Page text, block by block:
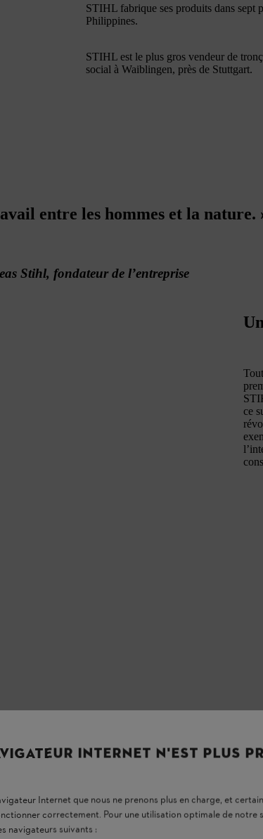
STIHL fabrique ses produits dans sept
Philippines.
STIHL est le plus gros vendeur de
social à Waiblingen, près de Stuttgart.
entre les hommes et la nature.
Stihl, fondateur de l’entreprise
ce
le monde. Il est donc important pour nous de partager
se développent continuellement et qui orientent leur
familiale, nous en sommes convaincus. Et cette
connu le même développement que notre entreprise.
INTERNET N'EST PLUS
Internet que nous ne prenons plus en charge, et
correctement. Pour une utilisation optimale de notre
navigateurs suivants :